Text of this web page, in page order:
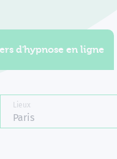
d'hypnose en ligne
Lieux
Paris